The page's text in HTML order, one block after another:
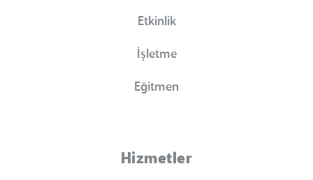
Etkinlik
İşletme
Eğitmen
Hizmetler